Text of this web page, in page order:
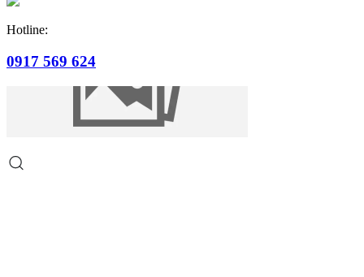
Hotline:
0917 569 624